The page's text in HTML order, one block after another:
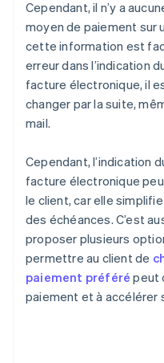
Cependant, il n’y a
moyen de paiement sur
cette information est
erreur dans l’indication
facture électronique, il
changer par la suite,
mail.
Cependant, l’indication
facture électronique
le client, car elle
des échéances. C’est
proposer plusieurs
permettre au client de
paiement préféré peut
paiement et à accélérer